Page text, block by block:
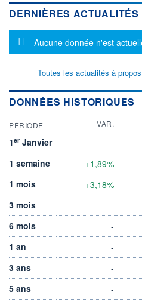
DERNIÈRES ACTUALITÉS
Message d'information
Aucune donnée n'est
Toutes les actualités à
DONNÉES HISTORIQUES
PÉRIODE VAR.
1er Janvier -
1 semaine
+1,89%
1 mois
+3,18%
3 mois
-
6 mois
-
1 an
-
3 ans
-
5 ans
-